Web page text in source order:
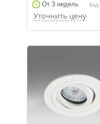
От 3 недель